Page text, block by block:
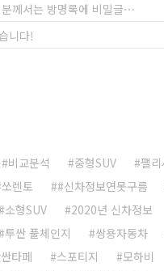
께서는 방명록에 비밀글⋯
니다!
비교분석 중형SUV
팰
쏘렌토 #신차정보연못구름
소형SUV
2020년 신차정보
투싼 풀체인지 쌍용자동차
싼타페 스포티지 모하비